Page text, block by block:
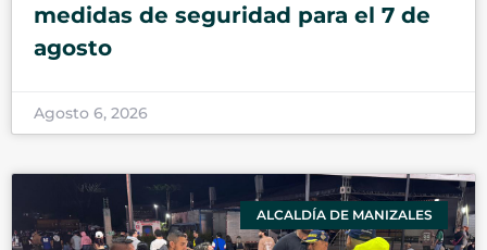
medidas de seguridad para el 7 de
agosto
Agosto 6, 2026
ALCALDÍA DE MANIZALES